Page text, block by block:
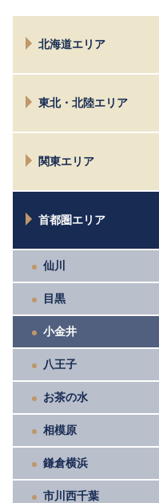
北海道エリア
東北・北陸エリア
新潟関東エリア
太田
宇都宮
首都圏エリア
仙川
目黒
小金井
八王子
お茶の水
相模原
鎌倉横浜
市川西千葉